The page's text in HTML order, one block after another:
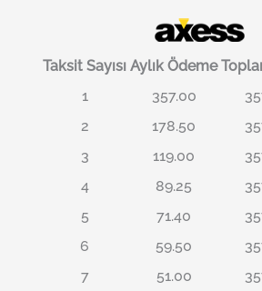
Taksit Sayısı Aylık Ödeme
1
357.00
2
178.50
3
119.00
4
89.25
5
71.40
6
59.50
7
51.00